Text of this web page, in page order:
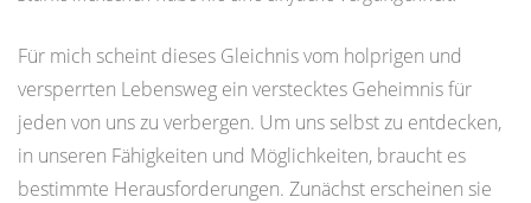
Für mich scheint dieses Gleichnis vom holprigen und
versperrten Lebensweg ein verstecktes Geheimnis für
jeden von uns zu verbergen. Um uns selbst zu entdecken,
in unseren Fähigkeiten und Möglichkeiten, braucht es
bestimmte Herausforderungen. Zunächst erscheinen sie